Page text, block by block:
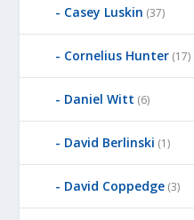
Casey Luskin (37)
Cornelius Hunter (17)
Daniel Witt (6)
David Berlinski (1)
David Coppedge (3)